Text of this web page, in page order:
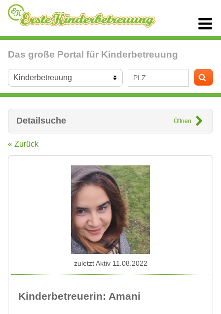
Das große Portal für Kinderbetreuung
Detailsuche Öffnen
« Zurück
Kinderbetreuerin: Amani
zuletzt Aktiv 11.08.2022